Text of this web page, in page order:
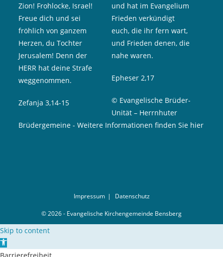
Zion! Frohlocke, Israel!
Freue dich und sei
fröhlich von ganzem
Herzen, du Tochter
Jerusalem! Denn der
HERR hat deine Strafe
weggenommen.
Zefanja 3,14-15
und hat im Evangelium
Frieden verkündigt
euch, die ihr fern wart,
und Frieden denen, die
nahe waren.
Epheser 2,17
© Evangelische Brüder-
Unität – Herrnhuter
Brüdergemeine -Weitere Informationen finden Sie hier
Impressum Datenschutz
© 2026 - Evangelische Kirchengemeinde Bensberg
Skip to content
Open toolbar
Barrierefreiheit